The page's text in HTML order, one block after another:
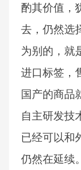
酌其价值，
去，仍然选
为别的，就
进口标签，
国产的商品
自主研发技
已经可以和
仍然在延续